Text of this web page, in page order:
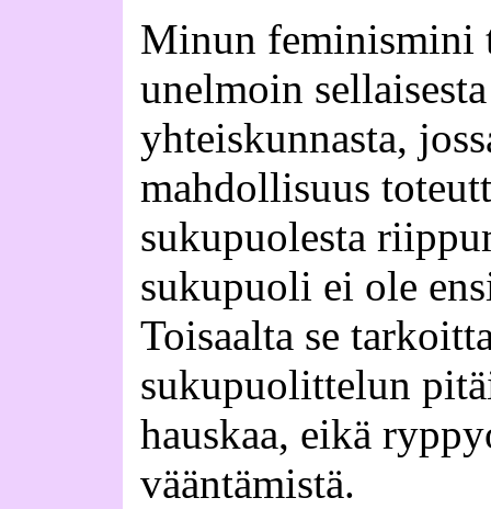
Minun feminismini
unelmoin
yhteiskunnasta,
mahdollisuus
sukupuolesta
sukupuoli ei ole
Toisaalta se
sukupuolittelun
hauskaa, eikä
vääntämistä.